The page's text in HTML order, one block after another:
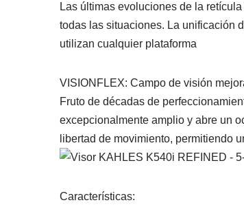
Las últimas evoluciones de la
todas las situaciones. La unificación
utilizan cualquier plataforma
VISIONFLEX: Campo de visión
Fruto de décadas de
excepcionalmente amplio y abre un
libertad de movimiento, permitiendo
Características: